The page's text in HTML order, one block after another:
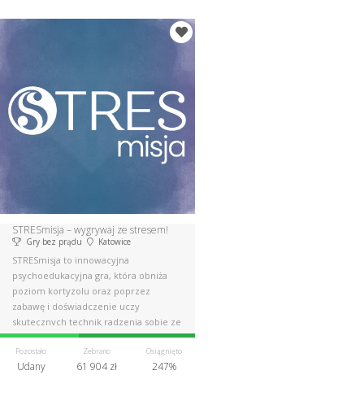
STRESmisja – wygrywaj ze stresem!
Gry bez prądu Katowice
STRESmisja to innowacyjna
psychoedukacyjna gra, która obniża
poziom kortyzolu oraz poprzez
zabawę i doświadczenie uczy
skutecznych technik radzenia sobie ze
stresem!
Pozostało
Udany
Zebrano
61 904 zł
Osiągnięto
247%